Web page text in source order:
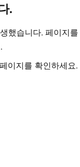
.
했습니다. 페이지를
이지를 확인하세요.